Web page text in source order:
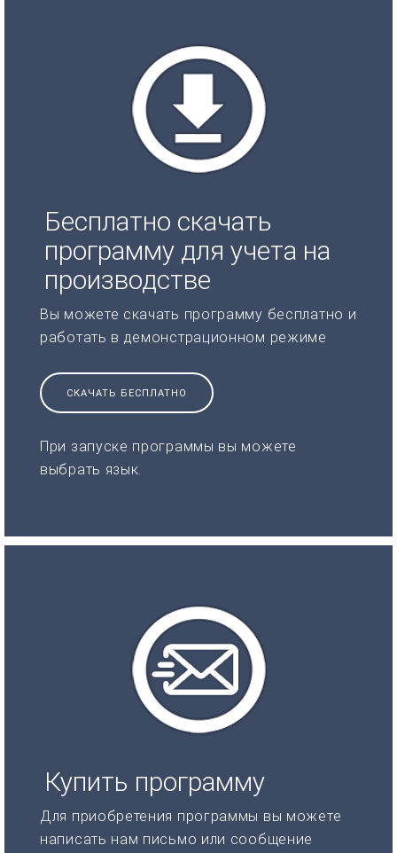
Бесплатно скачать
программу для учета на
производстве
Вы можете скачать программу бесплатно и
работать в демонстрационном режиме
СКАЧАТЬ БЕСПЛАТНО
При запуске программы вы можете
выбрать язык.
Купить программу
Для приобретения программы вы можете
написать нам письмо или сообщение